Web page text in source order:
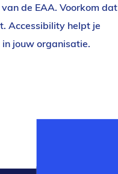
de EAA. Voorkom dat
Accessibility helpt je
jouw organisatie.